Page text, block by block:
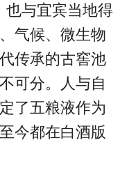
也与宜宾当地得
气候、微生物
传承的古窖池
可分。人与自
了五粮液作为
今都在白酒版